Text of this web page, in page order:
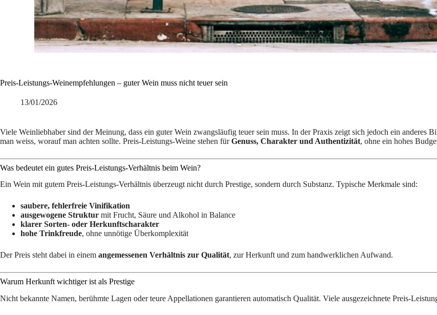
Preis-Leistungs-Weinempfehlungen – guter Wein muss nicht teuer sein
13/01/2026
Viele Weinliebhaber sind der Meinung, dass ein guter Wein zwangsläufig teuer sein muss. In der Praxis zeigt sich jedoch ein anderes
man weiss, worauf man achten sollte. Preis-Leistungs-Weine stehen fürGenuss, Charakter und Authentizität, ohne ein hohes
Was bedeutet ein gutes Preis-Leistungs-Verhältnis beim Wein?
Ein Wein mit gutem Preis-Leistungs-Verhältnis überzeugt nicht durch Prestige, sondern durch Substanz. Typische Merkmale sind:
saubere, fehlerfreie Vinifikation
ausgewogene Struktur mit Frucht, Säure und Alkohol in Balance
klarer Sorten- oder Herkunftscharakter
hohe Trinkfreude, ohne unnötige Überkomplexität
Der Preis steht dabei in einem angemessenen Verhältnis zur Qualität, zur Herkunft und zum handwerklichen Aufwand.
Warum Herkunft wichtiger ist als Prestige
Nicht bekannte Namen, berühmte Lagen oder teure Appellationen garantieren automatisch Qualität. Viele ausgezeichnete Preis-